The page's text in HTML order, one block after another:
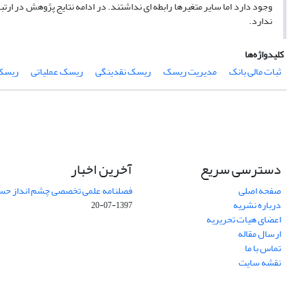
وجود دارد اما سایر متغیرها رابطه ای نداشتند. در ادامه نتایج پژوهش در
ندارد.
کلیدواژه‌ها
ثبات مالی بانک
مدیریت ریسک ریسک نقدینگی ریسک عملیاتی
دسترسی سریع
صفحه اصلی
درباره نشریه
اعضای هیات تحریریه
ارسال مقاله
تماس با ما
نقشه سایت
آخرین اخبار
فصلنامه علمی تخصصی چشم انداز
1397-07-20